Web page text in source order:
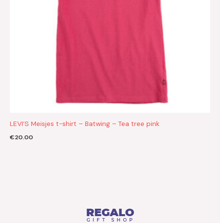
LEVI’S Meisjes t-shirt – Batwing – Tea tree pink
€20.00